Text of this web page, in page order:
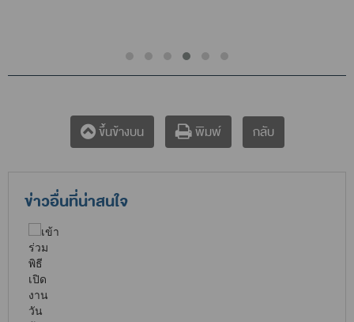
ขึ้นข้างบน พิมพ์ กลับ
ข่าวอื่นที่น่าสนใจ